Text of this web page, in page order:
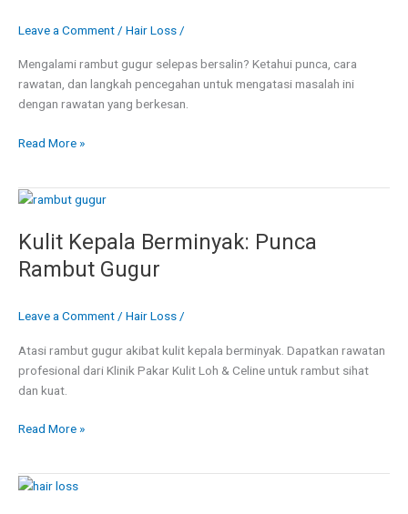
Leave a Comment / Hair Loss /
Mengalami rambut gugur selepas bersalin? Ketahui punca, cara
rawatan, dan langkah pencegahan untuk mengatasi masalah ini
dengan rawatan yang berkesan.
Tidak
Read More »
Kulit Kepala Berminyak: Punca
Rambut Gugur
Leave a Comment / Hair Loss /
Atasi rambut gugur akibat kulit kepala berminyak. Dapatkan rawatan
profesional dari Klinik Pakar Kulit Loh & Celine untuk rambut sihat
dan kuat.
Kulit
Berminyak:
Rambut
Read More »
Apakah